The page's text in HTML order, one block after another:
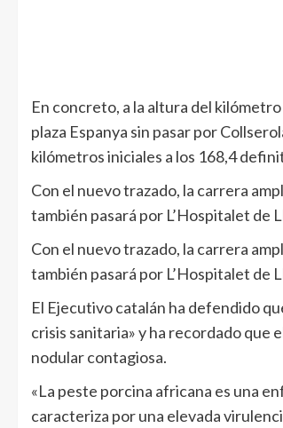
En concreto, a la altura del
plaza Espanya sin pasar por
kilómetros iniciales a los 168,4
Con el nuevo trazado, la carrera
también pasará por L’Hospitalet de
Con el nuevo trazado, la carrera
también pasará por L’Hospitalet de
El Ejecutivo catalán ha defendido
crisis sanitaria» y ha recordado que
nodular contagiosa.
«La peste porcina africana es una
caracteriza por una elevada